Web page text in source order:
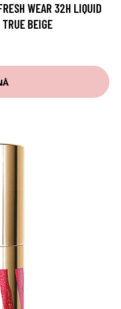
WEAR 32H LIQUID
BEIGE